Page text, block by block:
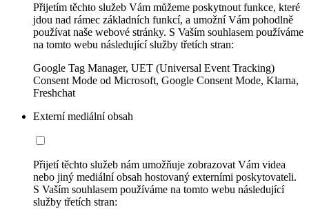
Přijetím těchto služeb Vám můžeme poskytnout funkce, které
jdou nad rámec základních funkcí, a umožní Vám pohodlně
používat naše webové stránky. S Vaším souhlasem používáme
na tomto webu následující služby třetích stran:
Google Tag Manager, UET (Universal Event Tracking)
Consent Mode od Microsoft, Google Consent Mode, Klarna,
Freshchat
Externí mediální obsah
Přijetí těchto služeb nám umožňuje zobrazovat Vám videa
nebo jiný mediální obsah hostovaný externími poskytovateli.
S Vaším souhlasem používáme na tomto webu následující
služby třetích stran: